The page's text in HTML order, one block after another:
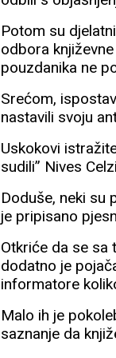
Potom su
odbora
pouzdanika ne
Srećom,
nastavili svoju
Uskokovi
sudili” Nives
Doduše, neki su
je pripisano
Otkriće da se sa
dodatno je
informatore
Malo ih je
saznanje da